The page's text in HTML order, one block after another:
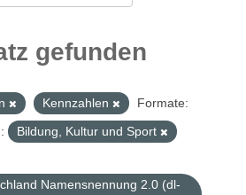
gefunden
Kennzahlen
Formate:
Bildung, Kultur und Sport
Namensnennung 2.0 (dl-